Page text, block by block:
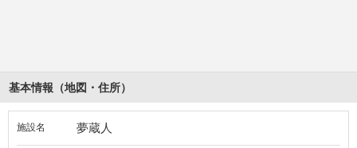
基本情報（地図・住所）
施設名 夢蔵人